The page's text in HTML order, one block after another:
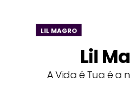
LIL MAGRO
Lil
A Vida é Tua é a